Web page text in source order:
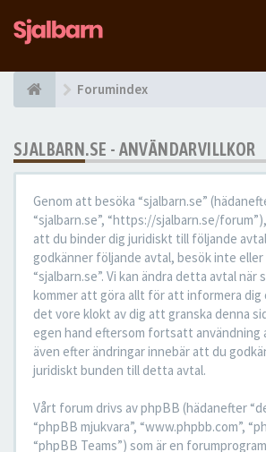
Forumindex
SJALBARN.SE - ANVÄNDARVILLKOR
Genom att besöka “sjalbarn.se”
“sjalbarn.se”, “https://sjalbarn.se/
att du binder dig juridiskt till följande
godkänner följande avtal, besök inte
“sjalbarn.se”. Vi kan ändra detta avtal när
kommer att göra allt för att informera dig
det vore klokt av dig att granska denna
egen hand eftersom fortsatt användning
även efter ändringar innebär att du
juridiskt bunden till detta avtal.
Vårt forum drivs av phpBB (hädanefter
“phpBB mjukvara”, “www.phpbb.com”,
“phpBB Teams”) som är en